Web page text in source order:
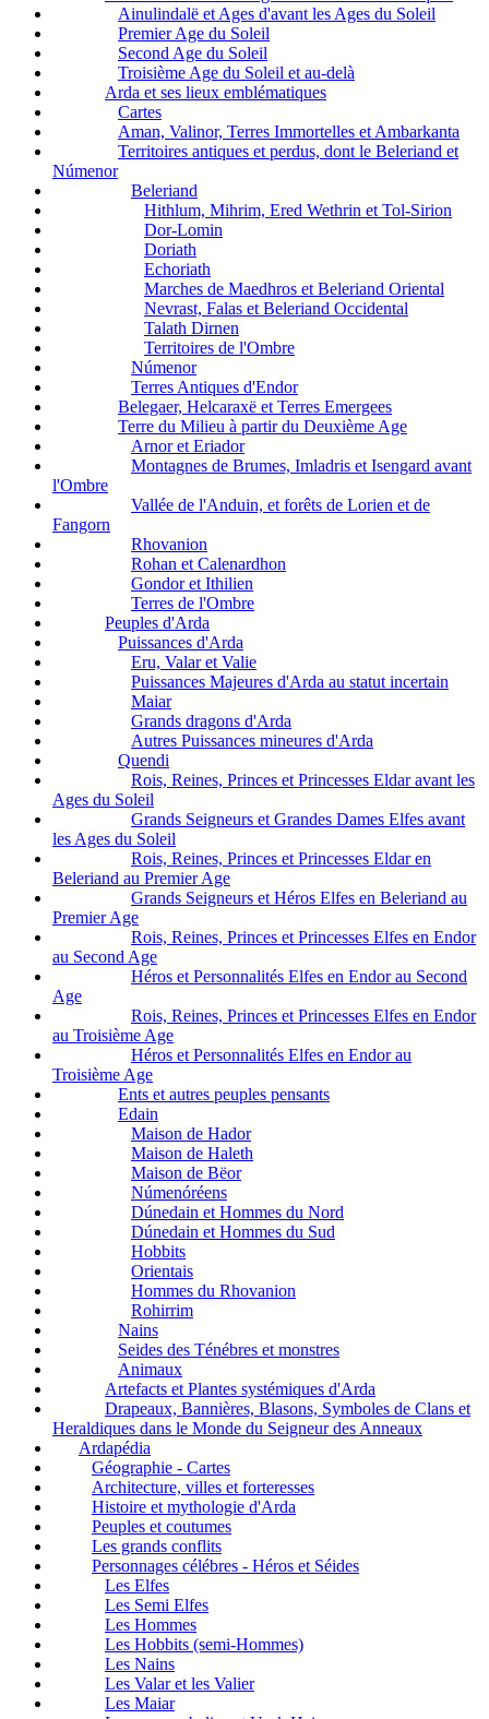
Ainulindalë et Ages d'avant les Ages du Soleil
Premier Age du Soleil
Second Age du Soleil
Troisième Age du Soleil et au-delà
Arda et ses lieux emblématiques
Cartes
Aman, Valinor, Terres Immortelles et Ambarkanta
Territoires antiques et perdus, dont le Beleriand et
Númenor
Beleriand
Hithlum, Mihrim, Ered Wethrin et Tol-Sirion
Dor-Lomin
Doriath
Echoriath
Marches de Maedhros et Beleriand Oriental
Nevrast, Falas et Beleriand Occidental
Talath Dirnen
Territoires de l'Ombre
Númenor
Terres Antiques d'Endor
Belegaer, Helcaraxë et Terres Emergees
Terre du Milieu à partir du Deuxième Age
Arnor et Eriador
Montagnes de Brumes, Imladris et Isengard avant
l'Ombre
Vallée de l'Anduin, et forêts de Lorien et de
Fangorn
Rhovanion
Rohan et Calenardhon
Gondor et Ithilien
Terres de l'Ombre
Peuples d'Arda
Puissances d'Arda
Eru, Valar et Valie
Puissances Majeures d'Arda au statut incertain
Maiar
Grands dragons d'Arda
Autres Puissances mineures d'Arda
Quendi
Rois, Reines, Princes et Princesses Eldar avant les
Ages du Soleil
Grands Seigneurs et Grandes Dames Elfes avant
les Ages du Soleil
Rois, Reines, Princes et Princesses Eldar en
Beleriand au Premier Age
Grands Seigneurs et Héros Elfes en Beleriand au
Premier Age
Rois, Reines, Princes et Princesses Elfes en Endor
au Second Age
Héros et Personnalités Elfes en Endor au Second
Age
Rois, Reines, Princes et Princesses Elfes en Endor
au Troisième Age
Héros et Personnalités Elfes en Endor au
Troisième Age
Ents et autres peuples pensants
Edain
Maison de Hador
Maison de Haleth
Maison de Bëor
Númenóréens
Dúnedain et Hommes du Nord
Dúnedain et Hommes du Sud
Hobbits
Orientais
Hommes du Rhovanion
Rohirrim
Nains
Seides des Ténébres et monstres
Animaux
Artefacts et Plantes systémiques d'Arda
Drapeaux, Bannières, Blasons, Symboles de Clans et
Heraldiques dans le Monde du Seigneur des Anneaux
Ardapédia
Géographie - Cartes
Architecture, villes et forteresses
Histoire et mythologie d'Arda
Peuples et coutumes
Les grands conflits
Personnages célébres - Héros et Séides
Les Elfes
Les Semi Elfes
Les Hommes
Les Hobbits (semi-Hommes)
Les Nains
Les Valar et les Valier
Les Maiar